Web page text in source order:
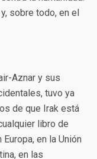
sobre todo, en el
Aznar y sus
tuvo ya
de que Irak está
libro de
en la Unión
en las